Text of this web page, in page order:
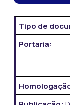
Tipo de
Portaria: